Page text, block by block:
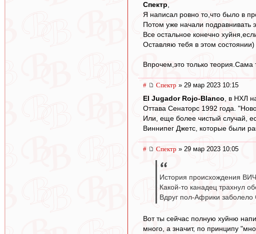
Спектр
Я написал ровно то,что было в
Потом уже начали подравнивать
Все остальное конечно
Оставляю тебя в этом состоянии)
Впрочем,это только теория.Сама
# Спектр » 29 мар 2023 10:15
El Jugador Rojo-Blanco , в НХЛ
Оттава Сенаторс 1992 года.
Или, еще более чистый случай,
Виннипег Джетс, которые были
# Спектр » 29 мар 2023 10:05
История происхождения
Какой-то канадец трахнул
Вдруг пол-Африки
Вот ты сейчас полную хуйню
много, а значит, по принципу